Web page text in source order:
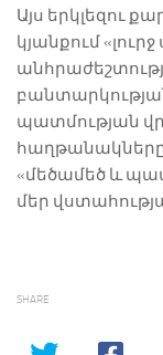
Այս երկլեզու
կյանքում
պատմության
«մեծամեծ և
մեր
SHARE